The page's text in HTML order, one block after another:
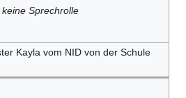
keine Sprechrolle
Kayla vom NID von der Schule